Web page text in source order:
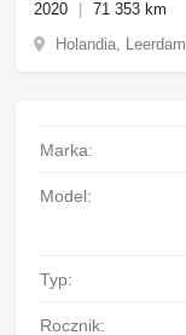
2020
71 353 km
Holandia, Leerdam
Marka:
Model:
Typ:
Rocznik: